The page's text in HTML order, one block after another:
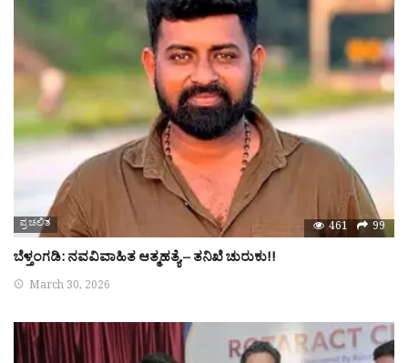
ಪ್ರಚಲಿತ 461 99
ಬೆಳ್ತಂಗಡಿ: ನವವಿವಾಹಿತ ಆತ್ಮಹತ್ಯೆ – ತನಿಖೆ ಚುರುಕು!!
March 30, 2026